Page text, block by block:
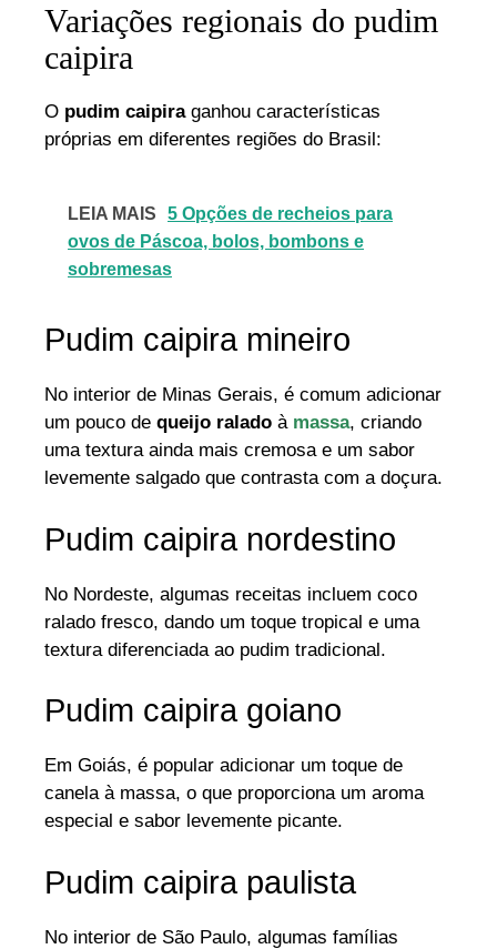
Variações regionais do pudim
caipira
O pudim caipiraganhou características
próprias em diferentes regiões do Brasil:
LEIA MAIS
5 Opções de recheios para
ovos de Páscoa, bolos, bombons e
sobremesas
Pudim caipira mineiro
No interior de Minas Gerais, é comum adicionar
um pouco de queijo ralado à massa, criando
uma textura ainda mais cremosa e um sabor
levemente salgado que contrasta com a doçura.
Pudim caipira nordestino
No Nordeste, algumas receitas incluem coco
ralado fresco, dando um toque tropical e uma
textura diferenciada ao pudim tradicional.
Pudim caipira goiano
Em Goiás, é popular adicionar um toque de
canela à massa, o que proporciona um aroma
especial e sabor levemente picante.
Pudim caipira paulista
No interior de São Paulo, algumas famílias